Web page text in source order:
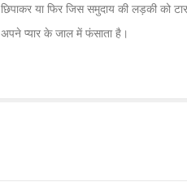
छिपाकर या फिर जिस समुदाय की लड़की को
अपने प्यार के जाल में फंसाता है।